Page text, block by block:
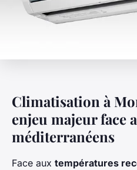
Climatisation à
enjeu majeur face
méditerranéens
Face aux températures